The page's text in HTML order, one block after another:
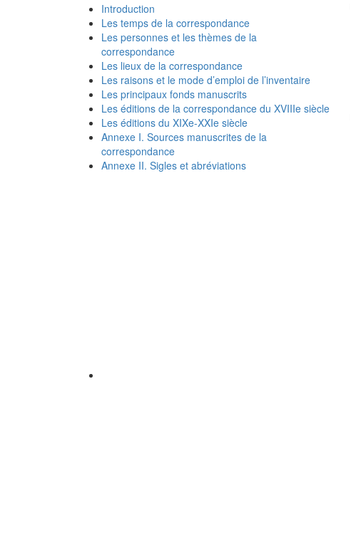
Introduction
Les temps de la correspondance
Les personnes et les thèmes de la
correspondance
Les lieux de la correspondance
Les raisons et le mode d’emploi de l’inventaire
Les principaux fonds manuscrits
Les éditions de la correspondance du XVIIIe siècle
Les éditions du XIXe-XXIe siècle
Annexe I. Sources manuscrites de la
correspondance
Annexe II. Sigles et abréviations